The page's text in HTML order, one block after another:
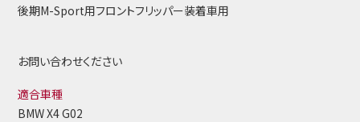
後期M-Sport用フロントフリッパー装着車用
お問い合わせください
適合車種
BMW X4 G02